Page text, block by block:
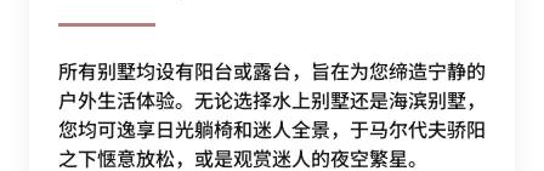
所有别墅均设有阳台或露台，旨在为您缔造宁静的
户外生活体验。无论选择水上别墅还是海滨别墅，
您均可逸享日光躺椅和迷人全景，于马尔代夫骄阳
之下惬意放松，或是观赏迷人的夜空繁星。